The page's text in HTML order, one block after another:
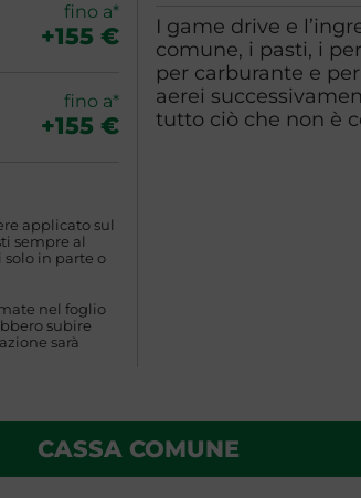
fino a*
+155 €
fino a*
+155 €
applicato sul
sempre al
in parte o
nel foglio
subire
sarà
I game drive e
comune, i pasti, i
per carburante e
aerei
tutto ciò che non è
CASSA COMUNE